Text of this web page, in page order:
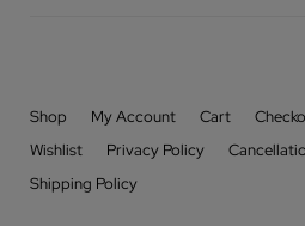
Shop My Account Cart
Wishlist
Privacy Policy
Shipping Policy